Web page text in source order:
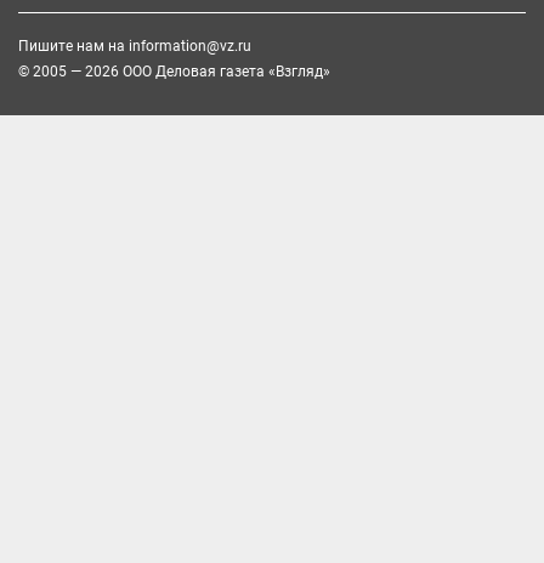
Пишите нам на information@vz.ru
© 2005 — 2026 ООО Деловая газета «Взгляд»